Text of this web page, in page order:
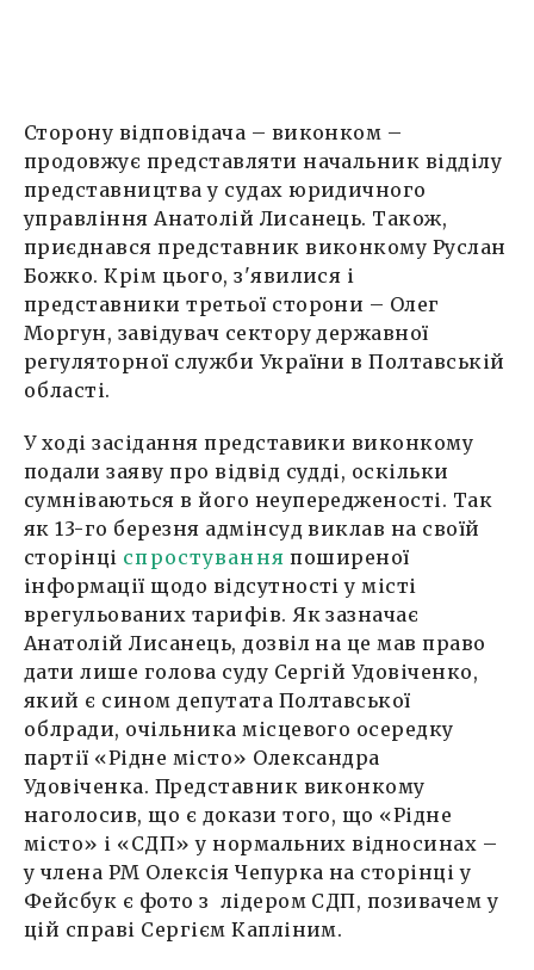
Сторону відповідача – виконком –
продовжує представляти начальник відділу
представництва у судах юридичного
управління Анатолій Лисанець. Також,
приєднався представник виконкому Руслан
Божко. Крім цього, з'явилися і
представники третьої сторони – Олег
Моргун, завідувач сектору державної
регуляторної служби України в Полтавській
області.
У ході засідання представики виконкому
подали заяву про відвід судді, оскільки
сумніваються в його неупередженості. Так
як 13-го березня адмінсуд виклав на своїй
сторінці спростування поширеної
інформації щодо відсутності у місті
врегульованих тарифів. Як зазначає
Анатолій Лисанець, дозвіл на це мав право
дати лише голова суду Сергій Удовіченко,
який є сином депутата Полтавської
облради, очільника місцевого осередку
партії «Рідне місто» Олександра
Удовіченка. Представник виконкому
наголосив, що є докази того, що «Рідне
місто» і «СДП» у нормальних відносинах –
у члена РМ Олексія Чепурка на сторінці у
Фейсбук є фото з лідером СДП, позивачем у
цій справі Сергієм Капліним.